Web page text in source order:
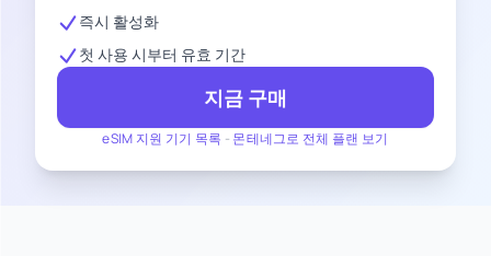
eSIM 지원 기기 목록 - 몬테네그로 전체 플랜 보기
즉시 활성화
첫 사용 시부터 유효 기간
지금 구매